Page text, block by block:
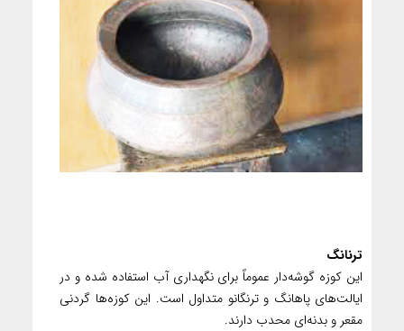
ترنانگ
این کوزه گوشه‌دار عموماً برای نگهداری آب استفاده شده و در
ایالت‌های پاهانگ و ترنگانو متداول است. این کوزه‌ها گردنی
مقعر و بدنه‌ای محدب دارند.